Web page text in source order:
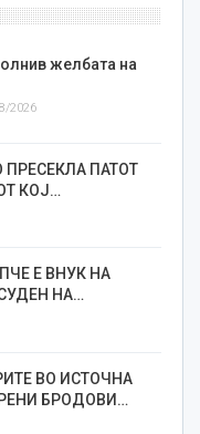
желбата на
2026
ПРЕСЕКЛА ПАТОТ
КОЈ…
Е ВНУК НА
НА…
ВО ИСТОЧНА
БРОДОВИ…